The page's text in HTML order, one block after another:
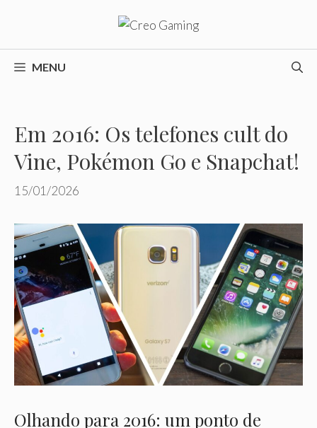
o
conteúdoMENU
Em 2016: Os telefones cult do
Vine, Pokémon Go e Snapchat!
15/01/2026
Olhando para 2016: um ponto de